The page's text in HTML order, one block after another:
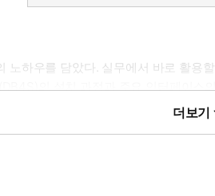
하우를 담았다. 실무에서 바로 활
의 설치 과정과 주요 인터페이
법을 익히고, 간단한 쿼리 작성부터
더보기